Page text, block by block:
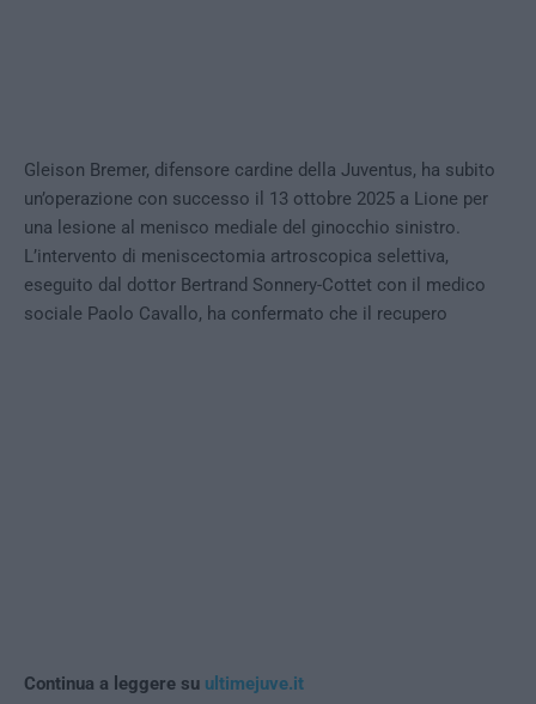
Gleison Bremer, difensore cardine della Juventus, ha subito
un’operazione con successo il 13 ottobre 2025 a Lione per
una lesione al menisco mediale del ginocchio sinistro.
L’intervento di meniscectomia artroscopica selettiva,
eseguito dal dottor Bertrand Sonnery-Cottet con il medico
sociale Paolo Cavallo, ha confermato che il recupero
Continua a leggere su ultimejuve.it